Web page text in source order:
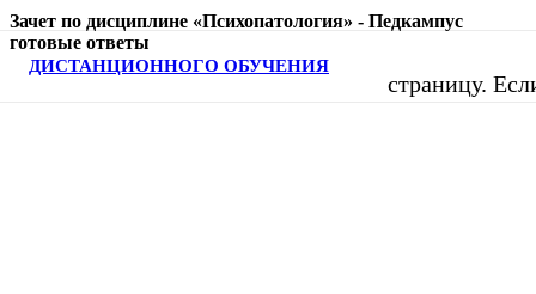
ДИСТАНЦИОННОГО ОБУЧЕНИЯ
страницу.
Зачет по дисциплине «Психопатология» - Педкампус
готовые ответы